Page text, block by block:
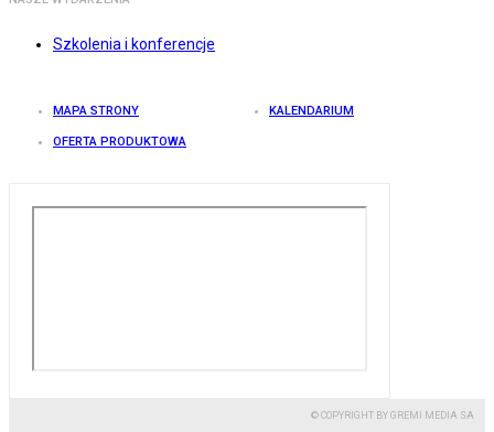
Szkolenia i konferencje
MAPA STRONY KALENDARIUM
OFERTA PRODUKTOWA
© COPYRIGHT BY GREMI MEDIA SA